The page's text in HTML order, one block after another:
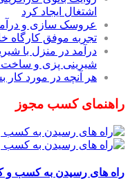
اشتغال ایجاد کرد
عروسک سازی و درآمد
تجربه موفق کارگاه
درآمد در منزل با
شیرینی پزی و ساخت
هر آنچه در مورد کار
راهنمای کسب مجوز
راه های رسیدن به کسب و